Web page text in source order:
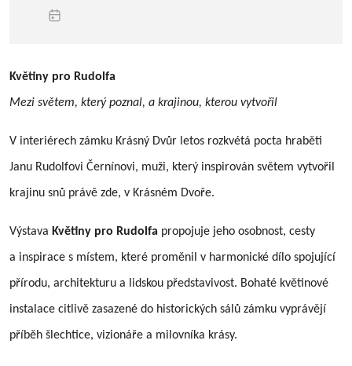
Květiny pro Rudolfa
Mezi světem, který poznal, a krajinou, kterou vytvořil
V interiérech zámku Krásný Dvůr letos rozkvétá pocta hraběti
Janu Rudolfovi Černínovi, muži, který inspirován světem vytvořil
krajinu snů právě zde, v Krásném Dvoře.
Výstava Květiny pro Rudolfa propojuje jeho osobnost, cesty
a inspirace s místem, které proměnil v harmonické dílo spojující
přírodu, architekturu a lidskou představivost. Bohaté květinové
instalace citlivě zasazené do historických sálů zámku vyprávějí
příběh šlechtice, vizionáře a milovníka krásy.